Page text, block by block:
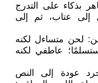
بذكاء على التدرج
إلى عتاب، ثم إلى
لحن متساءل لكنه
عاطفي لكنه
عودة إلى النص